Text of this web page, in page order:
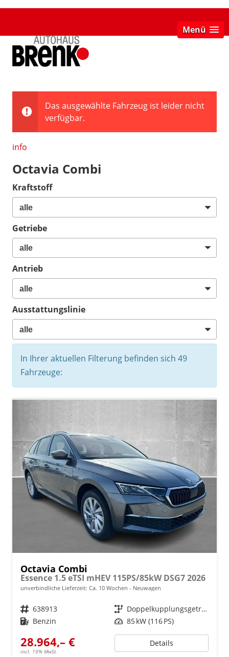
Menü
Das ausgewählte Fahrzeug ist leider nicht
verfügbar.
info
Octavia Combi
Kraftstoff
Getriebe
Antrieb
Ausstattungslinie
In Ihrer aktuellen Filterung befinden sich 49
Fahrzeuge:
Octavia Combi
Essence 1.5 eTSI mHEV 115PS/85kW DSG7 2026
unverbindliche Lieferzeit: Ca. 10 Wochen Neuwagen
Fahrzeugnr. 638913 Getriebe
Doppelkupplungsgetriebe (DSG)
Kraftstoff Benzin Leistung 85 kW (116 PS)
28.964,– €
incl. 19% MwSt.
Details